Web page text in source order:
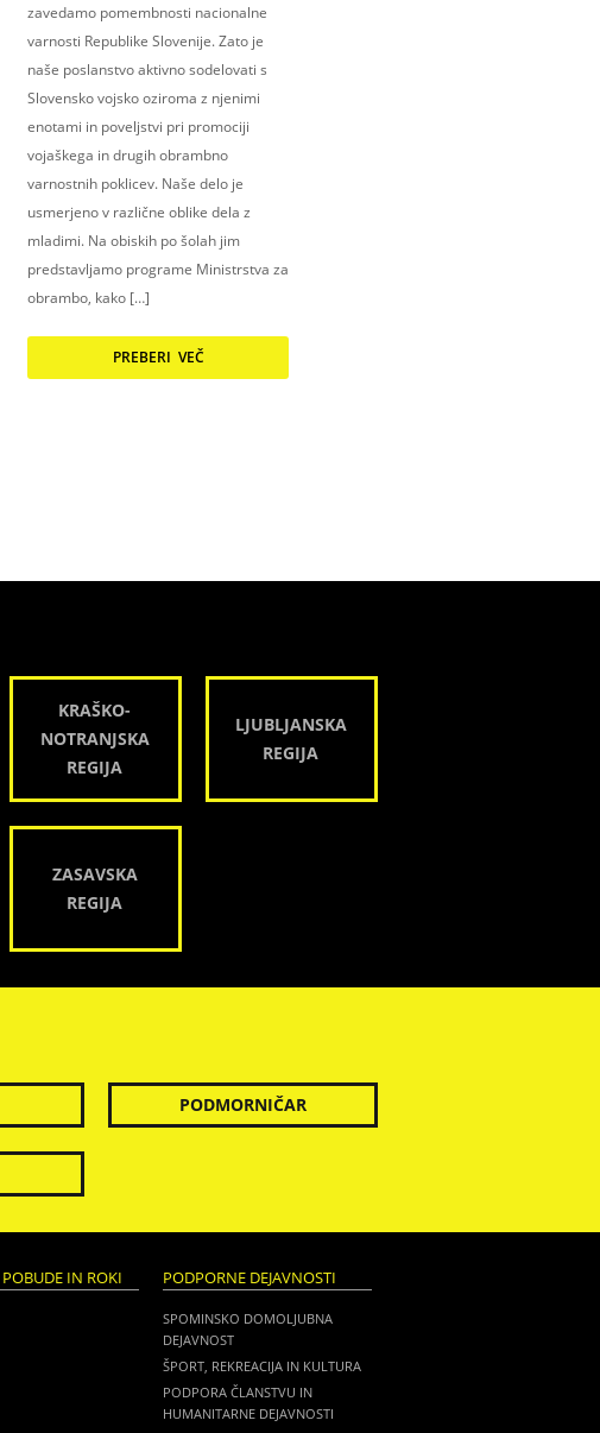
zavedamo pomembnosti nacionalne
varnosti Republike Slovenije. Zato je
naše poslanstvo aktivno sodelovati s
Slovensko vojsko oziroma z njenimi
enotami in poveljstvi pri promociji
vojaškega in drugih obrambno
varnostnih poklicev. Naše delo je
usmerjeno v različne oblike dela z
mladimi. Na obiskih po šolah jim
predstavljamo programe Ministrstva za
obrambo, kako […]
PREBERI VEČ
KRAŠKO-
NOTRANJSKA
REGIJA
LJUBLJANSKA
REGIJA
ZASAVSKA
REGIJA
PODMORNIČAR
POBUDE IN ROKI PODPORNE DEJAVNOSTI
SPOMINSKO DOMOLJUBNA
DEJAVNOST
ŠPORT, REKREACIJA IN KULTURA
PODPORA ČLANSTVU IN
HUMANITARNE DEJAVNOSTI